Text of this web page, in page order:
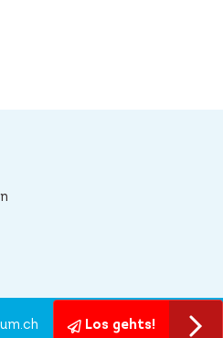
Los gehts!